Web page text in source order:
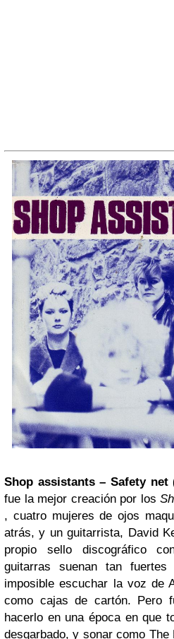
Shop assistants – Safety net
fue la mejor creación por los
, cuatro mujeres de ojos
atrás, y un guitarrista, David
propio sello discográfico
guitarras suenan tan
imposible escuchar la voz de
como cajas de cartón. Pero
hacerlo en una época en que
desgarbado, y sonar como